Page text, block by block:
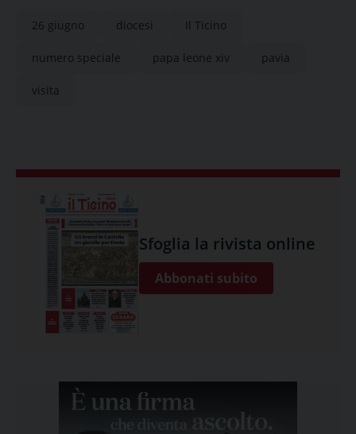
26 giugno diocesi Il Ticino
numero speciale papa leone xiv pavia
visita
Sfoglia la rivista online
Abbonati subito